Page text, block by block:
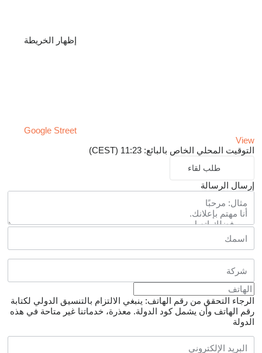
إظهار الخريطة
Google Street
View
التوقيت المحلي الخاص بالبائع: 11:23 (CEST)
طلب لقاء
إرسال الرسالة
الرجاء التحقق من رقم الهاتف: ينبغي الالتزام بالتنسيق الدولي لكتابة
رقم الهاتف وأن يشمل كود الدولة. معذرة، خدماتنا غير متاحة في هذه
الدولة